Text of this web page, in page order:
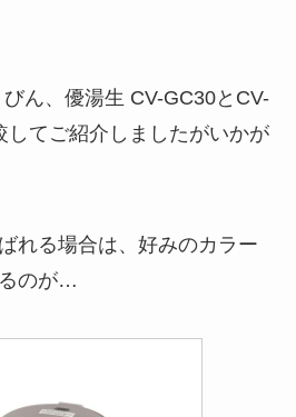
ん、優湯生 CV-GC30とCV-
してご紹介しましたがいかが
れる場合は、好みのカラー
のが…